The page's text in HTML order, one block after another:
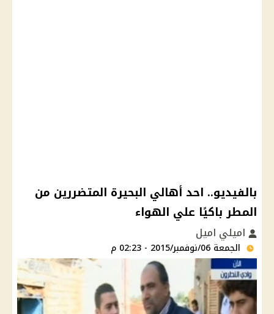
بالفيديو.. احد أهالي البحيرة المتضررين من
المطر باكيًا علي الهواء
اميلي اميل
الجمعة 06/نوفمبر/2015 - 02:23 م